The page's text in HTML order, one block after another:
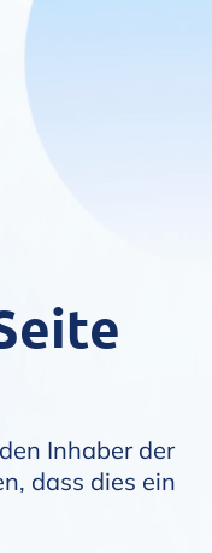
Inhaber der
dass dies ein